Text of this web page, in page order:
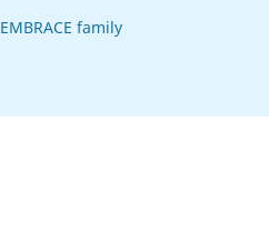
EMBRACE family